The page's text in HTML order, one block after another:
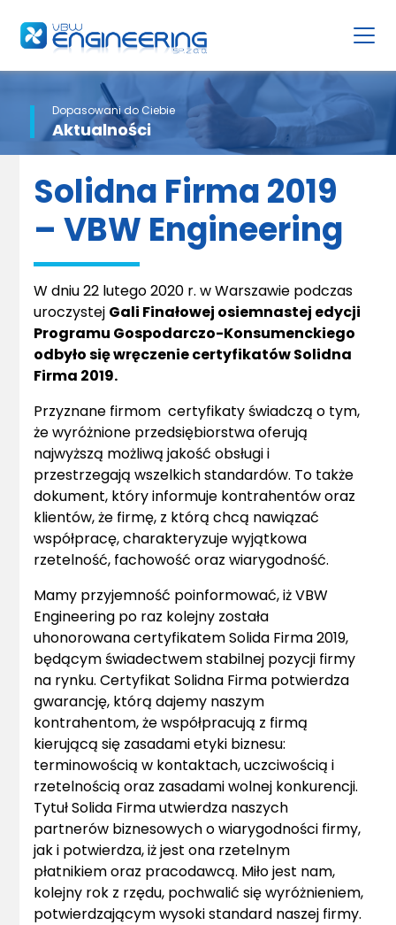
Dopasowani do Ciebie
Aktualności
Solidna Firma 2019
– VBW Engineering
W dniu 22 lutego 2020 r. w Warszawie podczas
uroczystej Gali Finałowej osiemnastej edycji
Programu Gospodarczo-Konsumenckiego
odbyło się wręczenie certyfikatów Solidna
Firma 2019.
Przyznane firmom certyfikaty świadczą o tym,
że wyróżnione przedsiębiorstwa oferują
najwyższą możliwą jakość obsługi i
przestrzegają wszelkich standardów. To także
dokument, który informuje kontrahentów oraz
klientów, że firmę, z którą chcą nawiązać
współpracę, charakteryzuje wyjątkowa
rzetelność, fachowość oraz wiarygodność.
Mamy przyjemność poinformować, iż VBW
Engineering po raz kolejny została
uhonorowana certyfikatem Solida Firma 2019,
będącym świadectwem stabilnej pozycji firmy
na rynku. Certyfikat Solidna Firma potwierdza
gwarancję, którą dajemy naszym
kontrahentom, że współpracują z firmą
kierującą się zasadami etyki biznesu:
terminowością w kontaktach, uczciwością i
rzetelnością oraz zasadami wolnej konkurencji.
Tytuł Solida Firma utwierdza naszych
partnerów biznesowych o wiarygodności firmy,
jak i potwierdza, iż jest ona rzetelnym
płatnikiem oraz pracodawcą. Miło jest nam,
kolejny rok z rzędu, pochwalić się wyróżnieniem,
potwierdzającym wysoki standard naszej firmy.